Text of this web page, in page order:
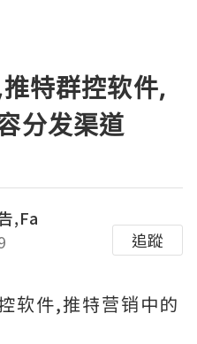
特群控软件,
分发渠道
,Fa
追蹤
软件,推特营销中的